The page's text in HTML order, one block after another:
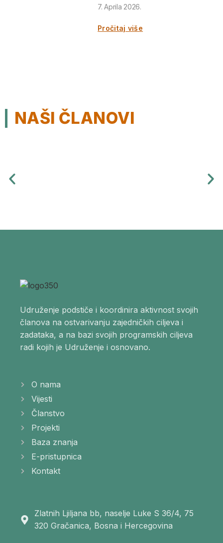
7. Aprila 2026.
Pročitaj više
NAŠI ČLANOVI
Udruženje podstiče i koordinira aktivnost svojih
članova na ostvarivanju zajedničkih ciljeva i
zadataka, a na bazi svojih programskih ciljeva
radi kojih je Udruženje i osnovano.
O nama
Vijesti
Članstvo
Projekti
Baza znanja
E-pristupnica
Kontakt
Zlatnih Ljiljana bb, naselje Luke S 36/4, 75
320 Gračanica, Bosna i Hercegovina